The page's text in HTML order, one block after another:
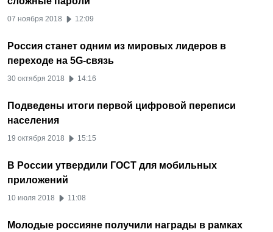
07 ноября 2018 12:09
Россия станет одним из мировых лидеров в
переходе на 5G-связь
30 октября 2018 14:16
Подведены итоги первой цифровой переписи
населения
19 октября 2018 15:15
В России утвердили ГОСТ для мобильных
приложений
10 июля 2018 11:08
Молодые россияне получили награды в рамках